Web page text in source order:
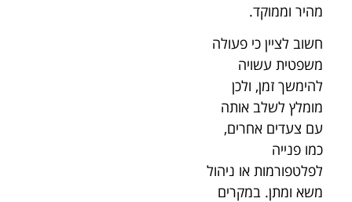
מהיר וממוקד.
חשוב לציין כי פעולה
משפטית עשויה
להימשך זמן, ולכן
מומלץ לשלב אותה
עם צעדים אחרים,
כמו פנייה
לפלטפורמות או ניהול
משא ומתן. במקרים